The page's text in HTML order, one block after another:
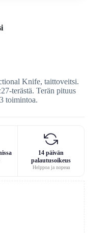
Knife, taittoveitsi.
terästä. Terän pituus
toimintoa.
14 päivän
palautusoikeus
Helppoa ja nopeaa